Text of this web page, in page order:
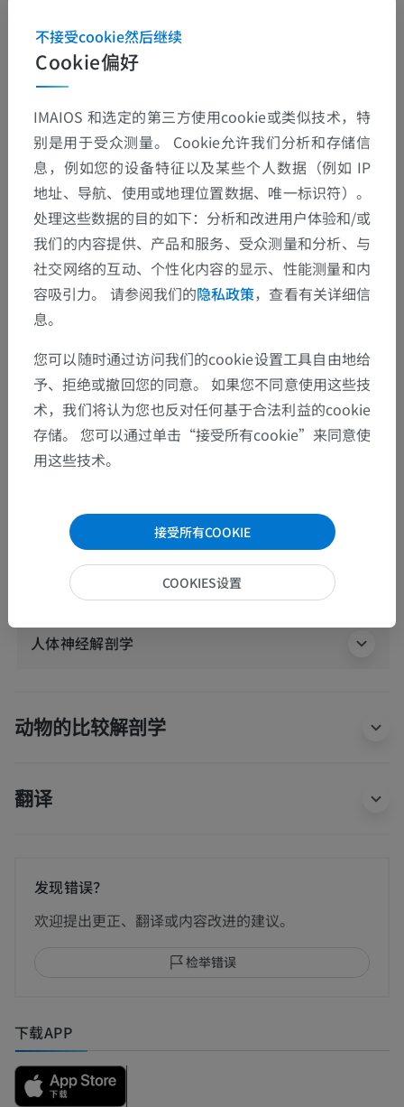
解剖层次
人体解剖学2
人体解剖学1
系统解剖学
> 感觉器官 > 耳 > 外耳 >
底层结构：
耳轮大肌
耳轮小肌
耳屏肌
耳郭锥状肌
耳郭横肌
耳郭斜肌
人体神经解剖学
动物的比较解剖学
翻译
发现错误？
欢迎提出更正、翻译或内容改进的建议。
检举错误
下载APP
Cookie偏好
不接受cookie然后继续
IMAIOS 和选定的第三方使用cookie或类似技术，特
别是用于受众测量。 Cookie允许我们分析和存储信
息，例如您的设备特征以及某些个人数据（例如 IP
地址、导航、使用或地理位置数据、唯一标识符）。
处理这些数据的目的如下：分析和改进用户体验和/或
我们的内容提供、产品和服务、受众测量和分析、与
社交网络的互动、个性化内容的显示、性能测量和内
容吸引力。 请参阅我们的隐私政策，查看有关详细信
息。
您可以随时通过访问我们的cookie设置工具自由地给
予、拒绝或撤回您的同意。 如果您不同意使用这些技
术，我们将认为您也反对任何基于合法利益的cookie
存储。 您可以通过单击“接受所有cookie”来同意使
用这些技术。
接受所有COOKIE
COOKIES设置